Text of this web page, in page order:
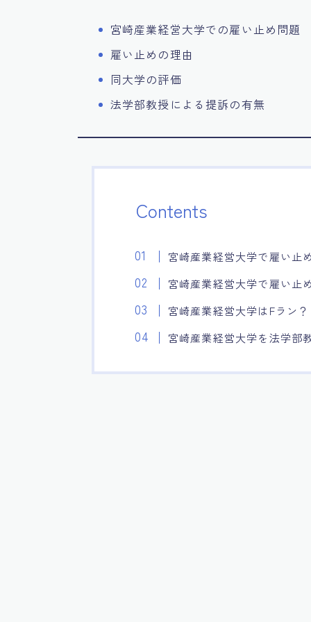
宮崎産業経営大学での雇い止め問題
雇い止めの理由
同大学の評価
法学部教授による提訴の有無
Contents
宮崎産業経営大学で雇い止
宮崎産業経営大学で雇い止
宮崎産業経営大学はFラン？
宮崎産業経営大学を法学部